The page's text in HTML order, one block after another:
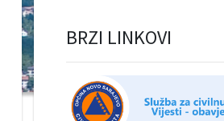
BRZI LINKOVI